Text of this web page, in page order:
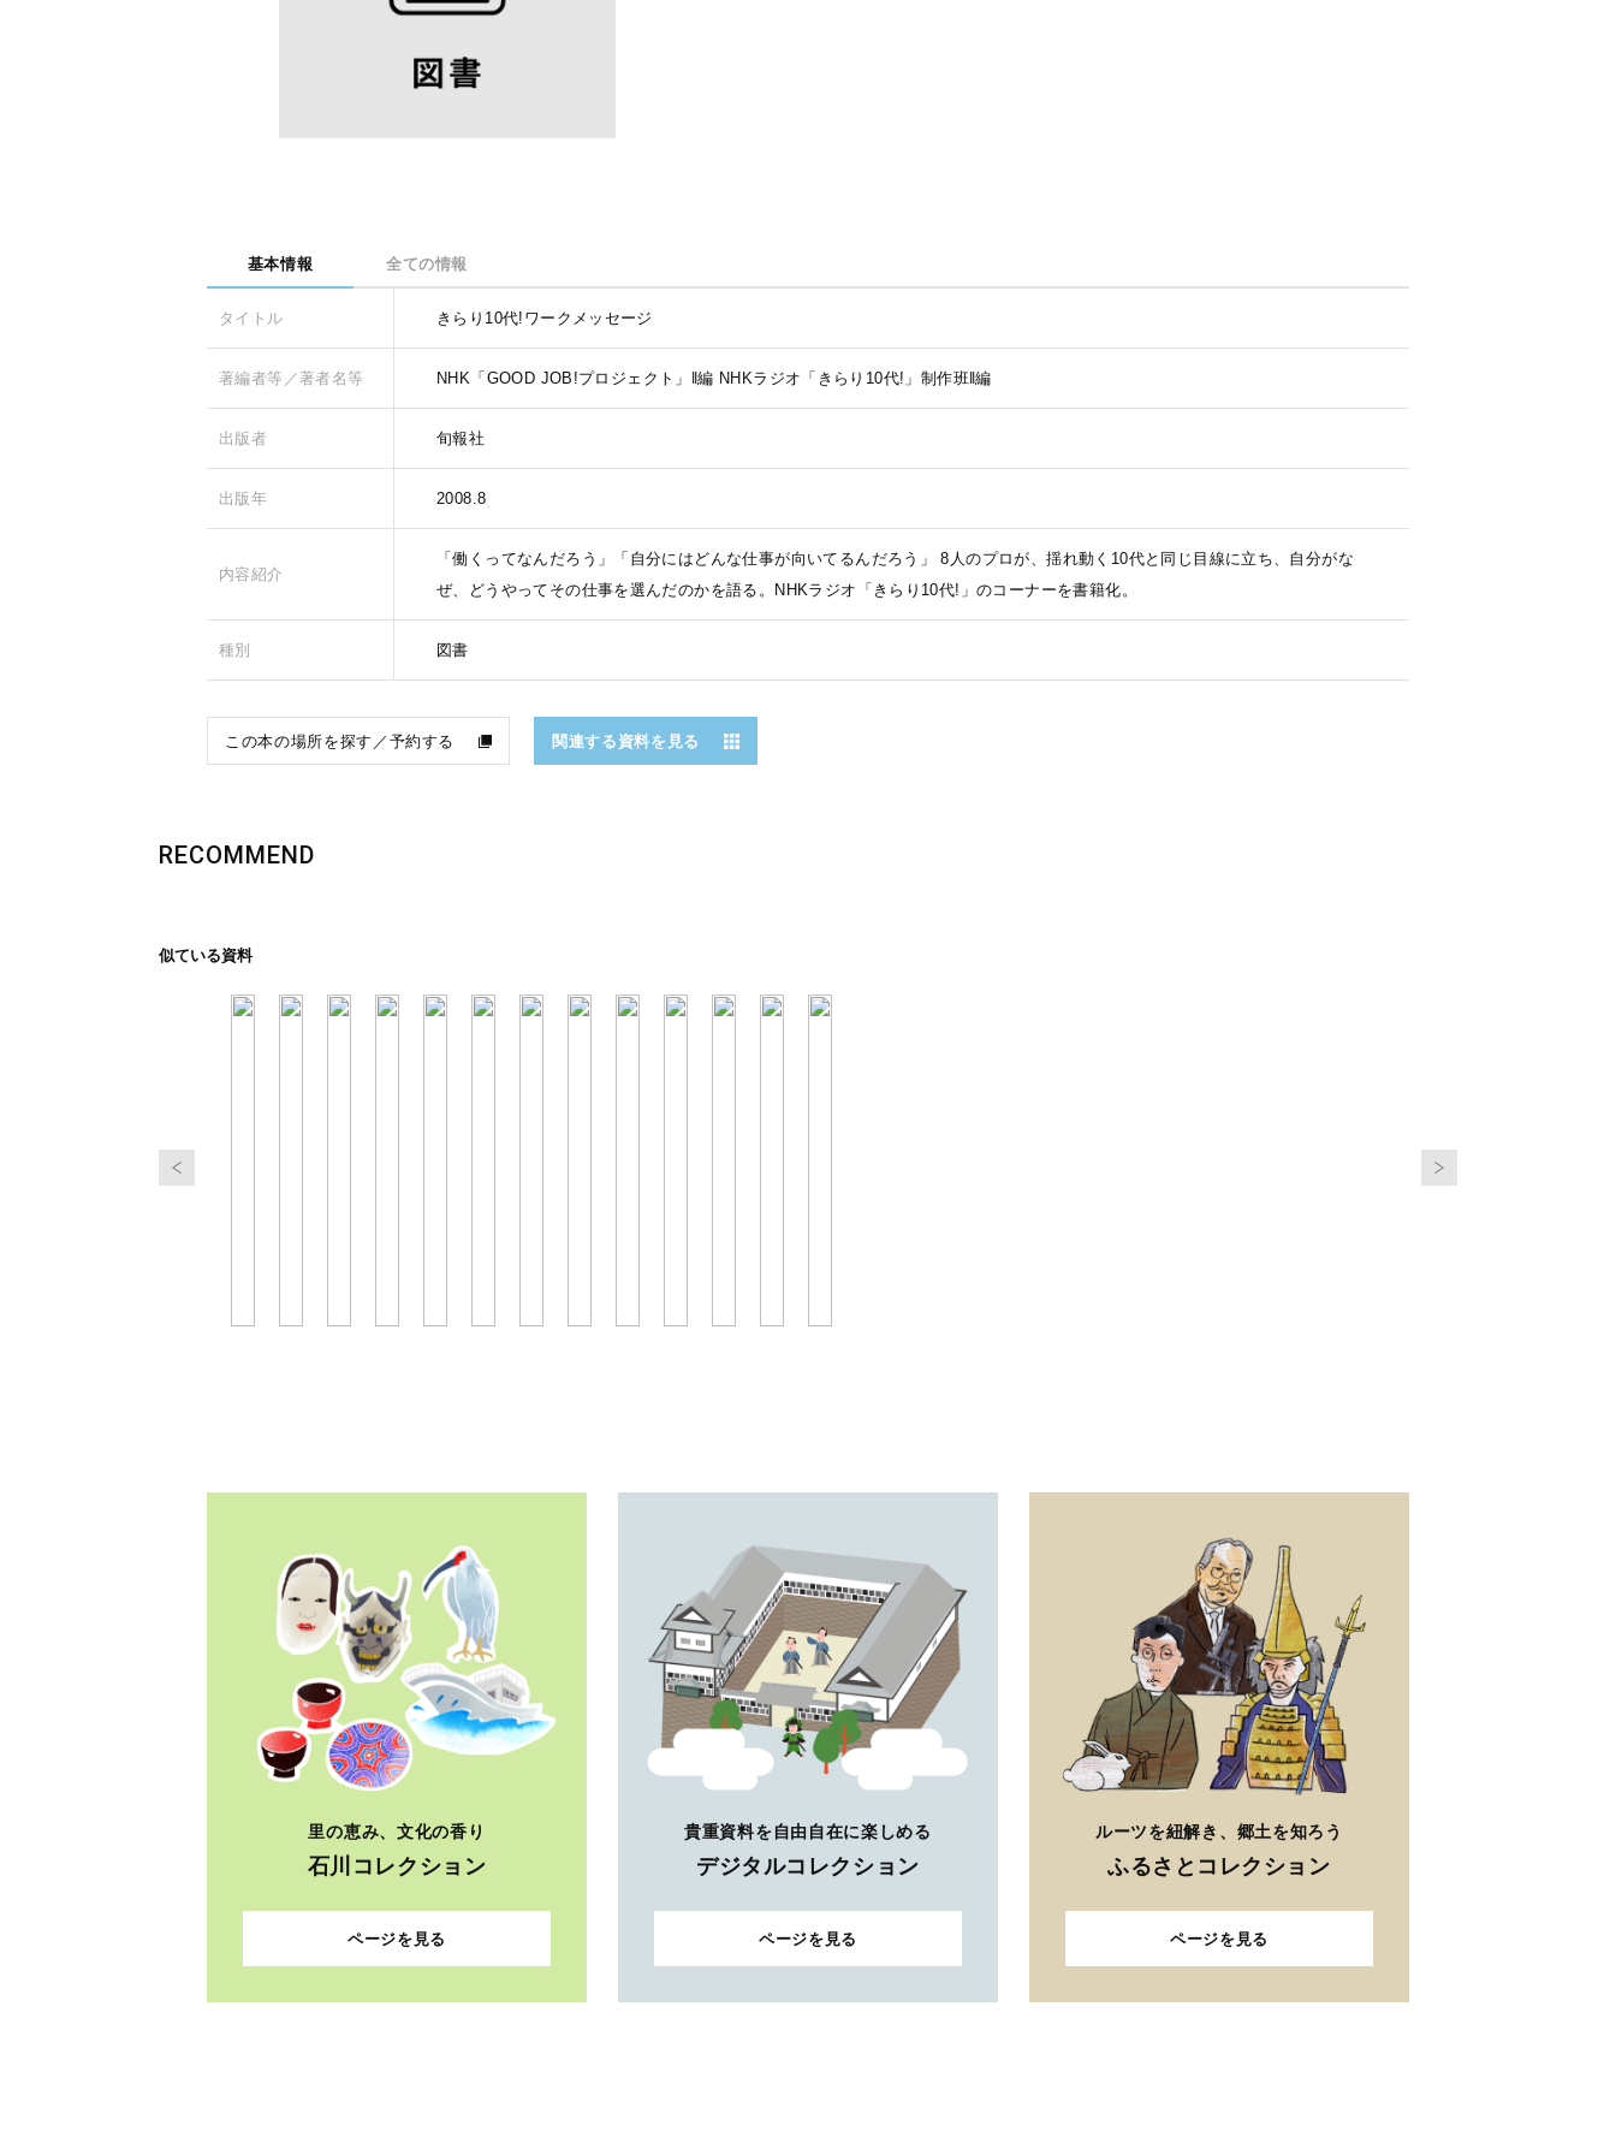
基本情報 全ての情報
タイトル きらり10代!ワークメッセージ
著編者等／著者名等 NHK「GOOD JOB!プロジェクト」‖編 NHKラジオ「きらり10代!」制作班‖編
出版者 旬報社
出版年 2008.8
内容紹介
「働くってなんだろう」「自分にはどんな仕事が向いてるんだろう」 8人のプロが、揺れ動く10代と同じ目線に立ち、自分がな
ぜ、どうやってその仕事を選んだのかを語る。NHKラジオ「きらり10代!」のコーナーを書籍化。
種別 図書
この本の場所を探す／予約する 関連する資料を見る
RECOMMEND
似ている資料
里の恵み、文化の香り
石川コレクション
ページを見る
貴重資料を自由自在に楽しめる
デジタルコレクション
ページを見る
ルーツを紐解き、郷土を知ろう
ふるさとコレクション
ページを見る